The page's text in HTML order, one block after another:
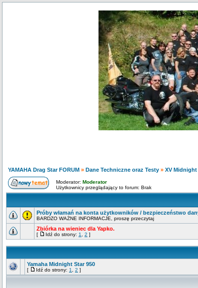
YAMAHA Drag Star FORUM » Dane Techniczne oraz Testy » XV Midnight
Moderator: Moderator
Użytkownicy przeglądający to forum: Brak
Próby włamań na konta użytkowników / bezpieczeństwo
BARDZO WAŻNE INFORMACJE, proszę przeczytaj
Zbiórka na wieniec dla Yapko.
[ Idź do strony: 1 2 ]
Yamaha Midnight Star 950
[ Idź do strony: 1 2 ]